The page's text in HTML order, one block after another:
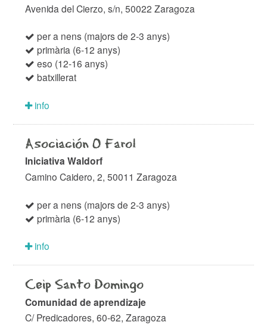
Avenida del Cierzo, s/n, 50022 Zaragoza
per a nens (majors de 2-3 anys)
primària (6-12 anys)
eso (12-16 anys)
batxillerat
info
Asociación O Farol
Iniciativa Waldorf
Camino Caidero, 2, 50011 Zaragoza
per a nens (majors de 2-3 anys)
primària (6-12 anys)
info
Ceip Santo Domingo
Comunidad de aprendizaje
C/ Predicadores, 60-62, Zaragoza